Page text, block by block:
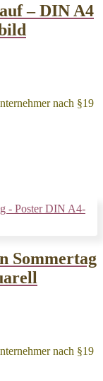
– DIN A4
nach §19
Sommertag
nach §19